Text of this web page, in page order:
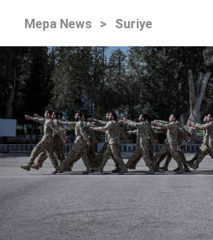
Mepa News > Suriye